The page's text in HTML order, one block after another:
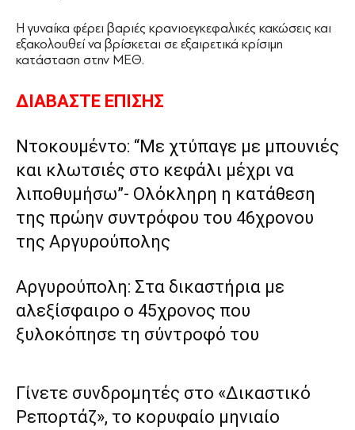
Η γυναίκα φέρει βαριές κρανιοεγκεφαλικές κακώσεις και
εξακολουθεί να βρίσκεται σε εξαιρετικά κρίσιμη
κατάσταση στην ΜΕΘ.
ΔΙΑΒΑΣΤΕ ΕΠΙΣΗΣ
Ντοκουμέντο: “Με χτύπαγε με μπουνιές
και κλωτσιές στο κεφάλι μέχρι να
λιποθυμήσω”- Ολόκληρη η κατάθεση
της πρώην συντρόφου του 46χρονου
της Αργυρούπολης
Αργυρούπολη: Στα δικαστήρια με
αλεξίσφαιρο ο 45χρονος που
ξυλοκόπησε τη σύντροφό του
Γίνετε συνδρομητές στο «Δικαστικό
Ρεπορτάζ», το κορυφαίο μηνιαίο